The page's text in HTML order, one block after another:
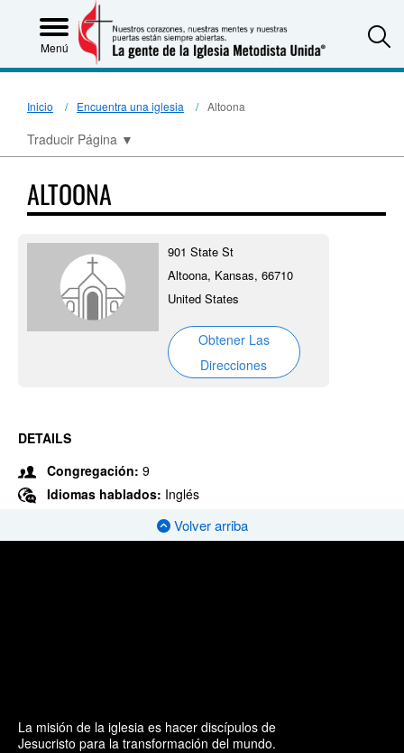
Menú
Inicio Encuentra una iglesia Altoona
Traducir Página ▼
ALTOONA
901 State St
Altoona, Kansas, 66710
United States
Obtener Las
Direcciones
DETAILS
Congregación: 9
Idiomas hablados: Inglés
Volver arriba
La misión de la iglesia es hacer discípulos de
Jesucristo para la transformación del mundo.